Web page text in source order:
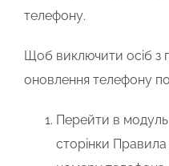
телефону.
Щоб виключити осіб з
оновлення телефону
Перейти в модуль
сторінки Правила